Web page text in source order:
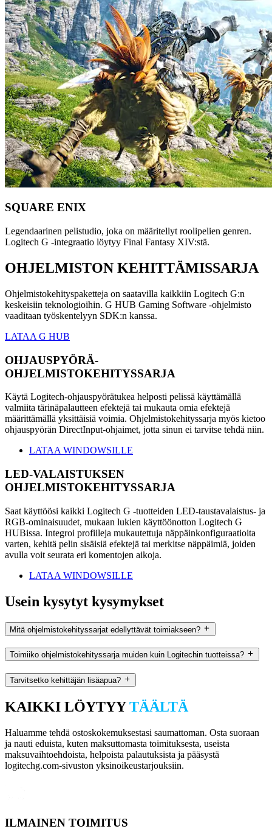
SQUARE ENIX
Legendaarinen pelistudio, joka on määritellyt roolipelien genren.
Logitech G -integraatio löytyy Final Fantasy XIV:stä.
OHJELMISTON KEHITTÄMISSARJA
Ohjelmistokehityspaketteja on saatavilla kaikkiin Logitech G:n
keskeisiin teknologioihin. G HUB Gaming Software -ohjelmisto
vaaditaan työskentelyyn SDK:n kanssa.
LATAA G HUB
OHJAUSPYÖRÄ-
OHJELMISTOKEHITYSSARJA
Käytä Logitech-ohjauspyörätukea helposti pelissä käyttämällä
valmiita tärinäpalautteen efektejä tai mukauta omia efektejä
määrittämällä yksittäisiä voimia. Ohjelmistokehityssarja myös kietoo
ohjauspyörän DirectInput-ohjaimet, jotta sinun ei tarvitse tehdä niin.
LATAA WINDOWSILLE
LED-VALAISTUKSEN
OHJELMISTOKEHITYSSARJA
Saat käyttöösi kaikki Logitech G -tuotteiden LED-taustavalaistus- ja
RGB-ominaisuudet, mukaan lukien käyttöönotton Logitech G
HUBissa. Integroi profiileja mukautettuja näppäinkonfiguraatioita
varten, kehitä pelin sisäisiä efektejä tai merkitse näppäimiä, joiden
avulla voit seurata eri komentojen aikoja.
LATAA WINDOWSILLE
Usein kysytyt kysymykset
Mitä ohjelmistokehityssarjat edellyttävät toimiakseen?
Toimiiko ohjelmistokehityssarja muiden kuin Logitechin tuotteissa?
Tarvitsetko kehittäjän lisäapua?
KAIKKI LÖYTYYTÄÄLTÄ
Haluamme tehdä ostoskokemuksestasi saumattoman. Osta suoraan
ja nauti eduista, kuten maksuttomasta toimituksesta, useista
maksuvaihtoehdoista, helpoista palautuksista ja pääsystä
logitechg.com-sivuston yksinoikeustarjouksiin.
ILMAINEN TOIMITUS